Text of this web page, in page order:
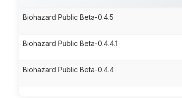
Biohazard Public Beta-0.4.5
Biohazard Public Beta-0.4.4.1
Biohazard Public Beta-0.4.4